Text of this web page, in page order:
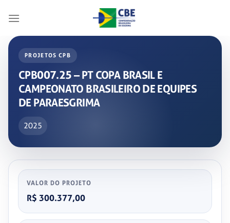
PROJETOS CPB
CPB007.25 – PT COPA BRASIL E
CAMPEONATO BRASILEIRO DE EQUIPES
DE PARAESGRIMA
2025
VALOR DO PROJETO
R$ 300.377,00